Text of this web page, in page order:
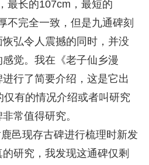
最长的107cm，最短的
不完全一致，但是九通碑刻
弘令人震撼的同时，并没
觉。我在《老子仙乡漫
行了简要介绍，这是它出
仅有的情况介绍或者叫研究
非常值得研究。
邑现存古碑进行梳理时新发
研究，我发现这通碑仅剩